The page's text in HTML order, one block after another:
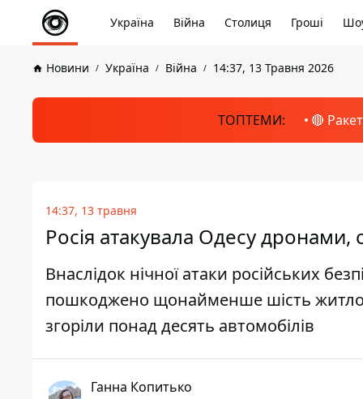
Україна Війна Столиця Гроші
Новини Україна Війна 14:37, 13 Травня 2026
ТОПТЕМИ: 🔴
14:37, 13 травня
Росія атакувала Одесу
Внаслідок нічної атаки російських
пошкоджено щонайменше шість
згоріли понад десять автомобілів
Ганна Копитько